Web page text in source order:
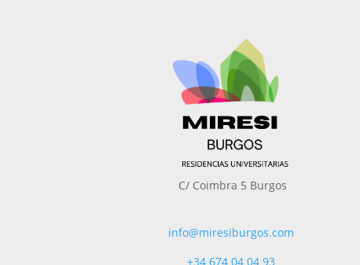
C/ Coimbra 5 Burgos
info@miresiburgos.com
+34 674 04 04 93